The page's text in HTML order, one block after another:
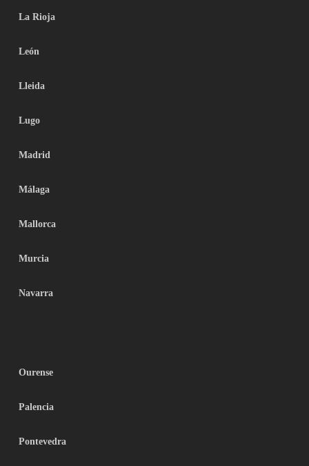
La Rioja
León
Lleida
Lugo
Madrid
Málaga
Mallorca
Murcia
Navarra
Ourense
Palencia
Pontevedra